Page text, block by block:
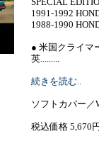
1991-1992
1988-1990
● 米国クライマ
英.........
続きを読む..
ソフトカバー／
税込価格 5,670